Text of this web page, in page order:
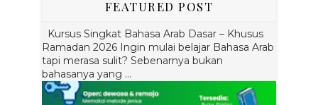
FEATURED POST
Kursus Singkat Bahasa Arab Dasar – Khusus
Ramadan 2026 Ingin mulai belajar Bahasa Arab
tapi merasa sulit? Sebenarnya bukan
bahasanya yang ...